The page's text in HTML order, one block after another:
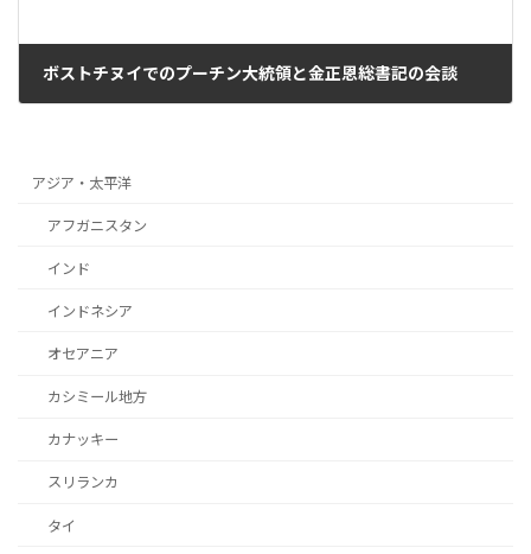
ボストチヌイでのプーチン大統領と金正恩総書記の会談
アジア・太平洋
アフガニスタン
インド
インドネシア
オセアニア
カシミール地方
カナッキー
スリランカ
タイ